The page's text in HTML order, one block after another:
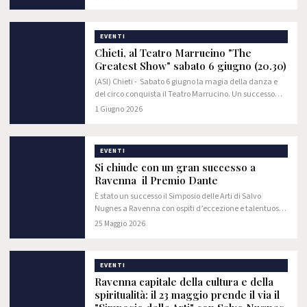
EVENTI
Chieti, al Teatro Marrucino "The
Greatest Show" sabato 6 giugno (20.30)
(ASI) Chieti - Sabato 6 giugno la magia della danza e
del circo conquista il Teatro Marrucino. Un successo
travolgente e immediato: sono bastati solo 60
1 Giugno 2026
EVENTI
Si chiude con un gran successo a
Ravenna il Premio Dante
È stato un successo il Simposio delle Arti di Salvo
Nugnes a Ravenna con ospiti d’eccezione e talentuosi
artisti.
25 Maggio 2026
EVENTI
Ravenna capitale della cultura e della
spiritualità: il 23 maggio prende il via il